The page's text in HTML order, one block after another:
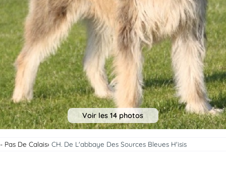
Voir les 14 photos
Pas De Calais CH. De L'abbaye Des Sources Bleues H'isis